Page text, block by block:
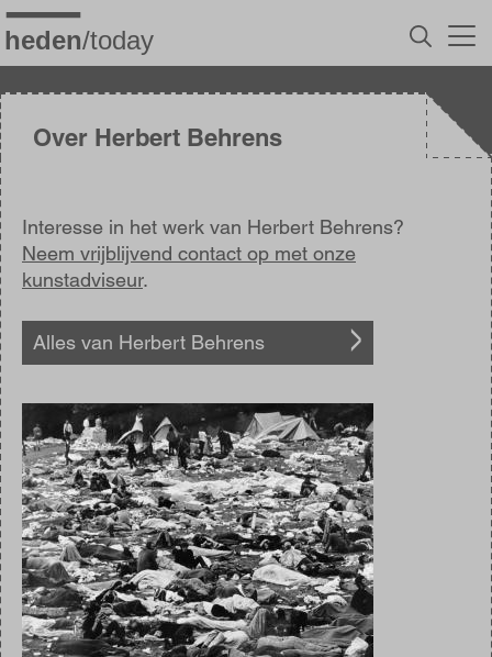
Overslaan
en
naar
inhoud
gaanOver Herbert Behrens
Interesse in het werk van Herbert Behrens?
Neem vrijblijvend contact op met onze
kunstadviseur.
Alles van Herbert Behrens
Afbeelding